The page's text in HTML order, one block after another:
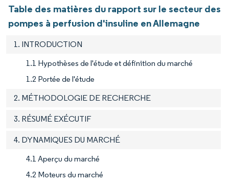
Table des matières du rapport sur le secteur des
pompes à perfusion d'insuline en Allemagne
1. INTRODUCTION
1.1 Hypothèses de l'étude et définition du marché
1.2 Portée de l'étude
2. MÉTHODOLOGIE DE RECHERCHE
3. RÉSUMÉ EXÉCUTIF
4. DYNAMIQUES DU MARCHÉ
4.1 Aperçu du marché
4.2 Moteurs du marché